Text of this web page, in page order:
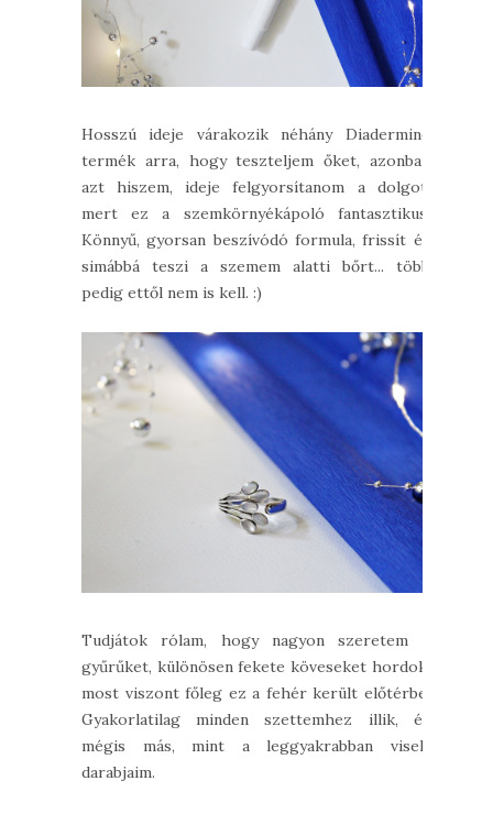
Hosszú ideje várakozik néhány Diadermine
termék arra, hogy teszteljem őket, azonban
azt hiszem, ideje felgyorsítanom a dolgot,
mert ez a szemkörnyékápoló fantasztikus.
Könnyű, gyorsan beszívódó formula, frissít és
simábbá teszi a szemem alatti bőrt... több
pedig ettől nem is kell. :)
Tudjátok rólam, hogy nagyon szeretem a
gyűrűket, különösen fekete köveseket hordok,
most viszont főleg ez a fehér került előtérbe.
Gyakorlatilag minden szettemhez illik, és
mégis más, mint a leggyakrabban viselt
darabjaim.